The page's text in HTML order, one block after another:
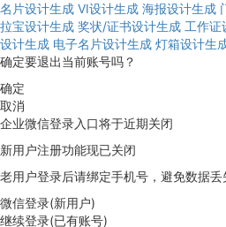
名片设计生成 VI设计生成 海报设计生成
拉宝设计生成 奖状/证书设计生成 工作证
设计生成 电子名片设计生成 灯箱设计生
确定要退出当前账号吗？
确定
取消
企业微信登录入口将于近期关闭
新用户注册功能现已关闭
老用户登录后请绑定手机号，避免数据丢
微信登录(新用户)
继续登录(已有账号)